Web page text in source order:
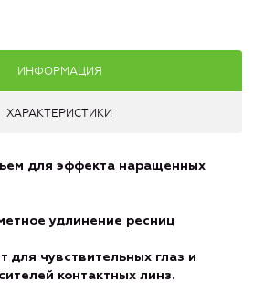
ИНФОРМАЦИЯ
ХАРАКТЕРИСТИКИ
для эффекта наращенных
удлинение ресниц
для чувствительных глаз и
контактных линз.